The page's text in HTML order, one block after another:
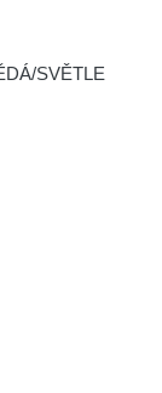
SVĚTLE